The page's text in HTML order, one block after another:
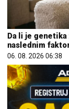
Da li je genetika
naslednim
06. 08. 2026 06:38